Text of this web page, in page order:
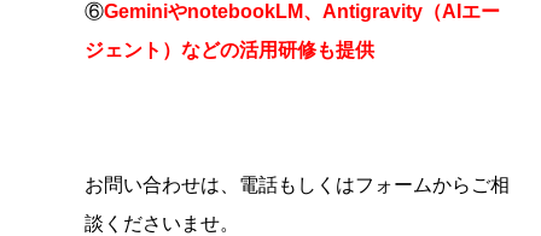
⑥GeminiやnotebookLM、Antigravity（AIエー
ジェント）などの活用研修も提供
お問い合わせは、電話もしくはフォームからご相
談くださいませ。